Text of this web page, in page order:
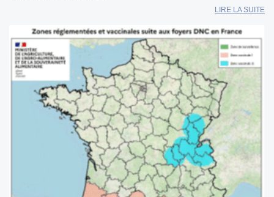
LIRE LA SUITE